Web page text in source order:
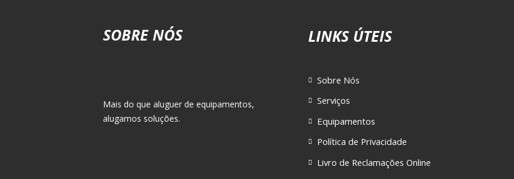
SOBRE NÓS
Mais do que aluguer de equipamentos,
alugamos soluções.
LINKS ÚTEIS
Sobre Nós
Serviços
Equipamentos
Política de Privacidade
Livro de Reclamações Online